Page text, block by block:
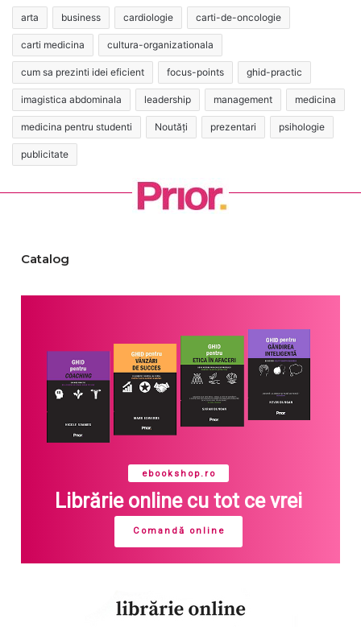
arta business cardiologie carti-de-oncologie
carti medicina cultura-organizationala
cum sa prezinti idei eficient focus-points ghid-practic
imagistica abdominala leadership management medicina
medicina pentru studenti Noutăți prezentari psihologie
publicitate
Catalog
ebookshop.ro
Librărie online cu tot ce vrei
Comandă online